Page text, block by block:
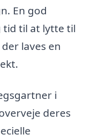
En god
til at lytte til
laves en
i
deres